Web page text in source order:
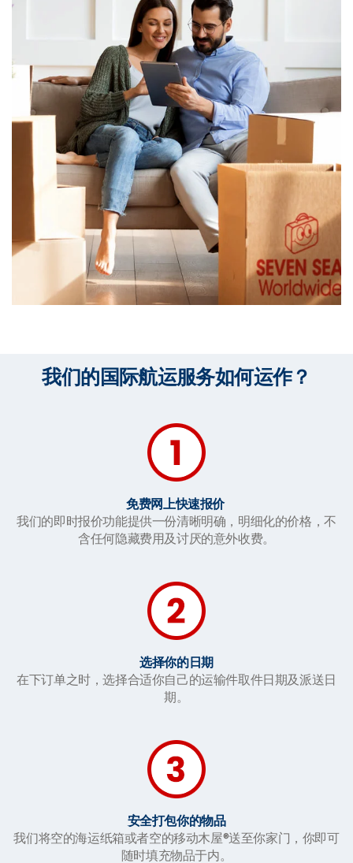
我们的国际航运服务如何运作？
免费网上快速报价
我们的即时报价功能提供一份清晰明确，明细化的价格，不
含任何隐藏费用及讨厌的意外收费。
选择你的日期
在下订单之时，选择合适你自己的运输件取件日期及派送日
期。
安全打包你的物品
我们将空的海运纸箱或者空的移动木屋®送至你家门，你即可
随时填充物品于内。